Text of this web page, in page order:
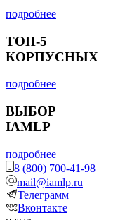
подробнее
ТОП-5
КОРПУСНЫХ
подробнее
ВЫБОР
IAMLP
подробнее
8 (800) 700-41-98
mail@iamlp.ru
Телеграмм
Вконтакте